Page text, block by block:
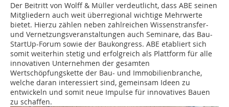
Der Beitritt von Wolff & Müller verdeutlicht, dass ABE seinen
Mitgliedern auch weit überregional wichtige Mehrwerte
bietet. Hierzu zählen neben zahlreichen Wissenstransfer-
und Vernetzungsveranstaltungen auch Seminare, das Bau-
StartUp-Forum sowie der Baukongress. ABE etabliert sich
somit weiterhin stetig und erfolgreich als Plattform für alle
innovativen Unternehmen der gesamten
Wertschöpfungskette der Bau- und Immobilienbranche,
welche daran interessiert sind, gemeinsam Ideen zu
entwickeln und somit neue Impulse für innovatives Bauen
zu schaffen.